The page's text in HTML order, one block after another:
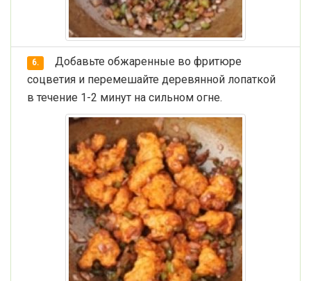
6.
Добавьте обжаренные во фритюре
соцветия и перемешайте деревянной лопаткой
в течение 1-2 минут на сильном огне.